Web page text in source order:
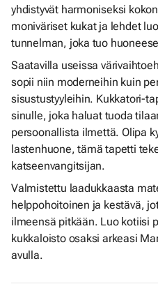
yhdistyvät harmoniseksi
moniväriset kukat ja lehdet
tunnelman, joka tuo
Saatavilla useissa
sopii niin moderneihin kuin
sisustustyyleihin. Kukkatori-
sinulle, joka haluat tuoda
persoonallista ilmettä. Olipa
lastenhuone, tämä tapetti
katseenvangitsijan.
Valmistettu laadukkaasta
helppohoitoinen ja kestävä,
ilmeensä pitkään. Luo kotiisi
kukkaloisto osaksi arkeasi
avulla.